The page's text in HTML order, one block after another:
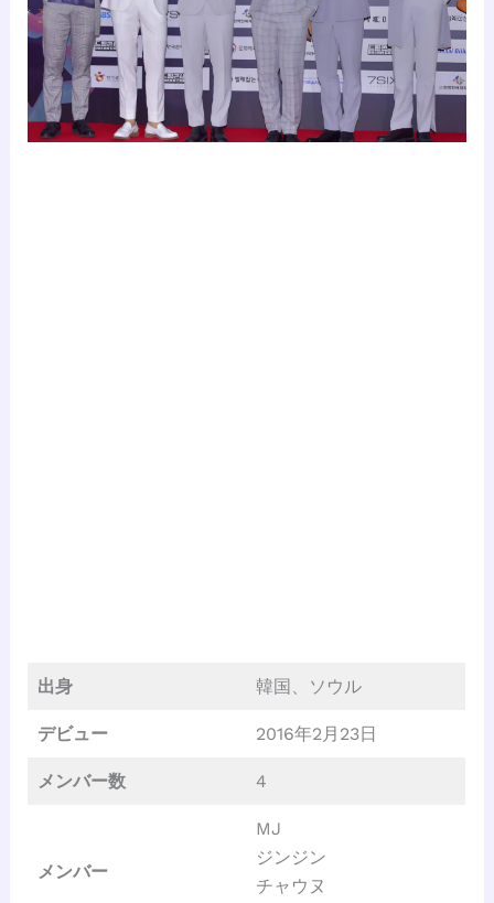
出身 韓国、ソウル
デビュー 2016年2月23日
メンバー数 4
メンバー
MJ
ジンジン
チャウヌ